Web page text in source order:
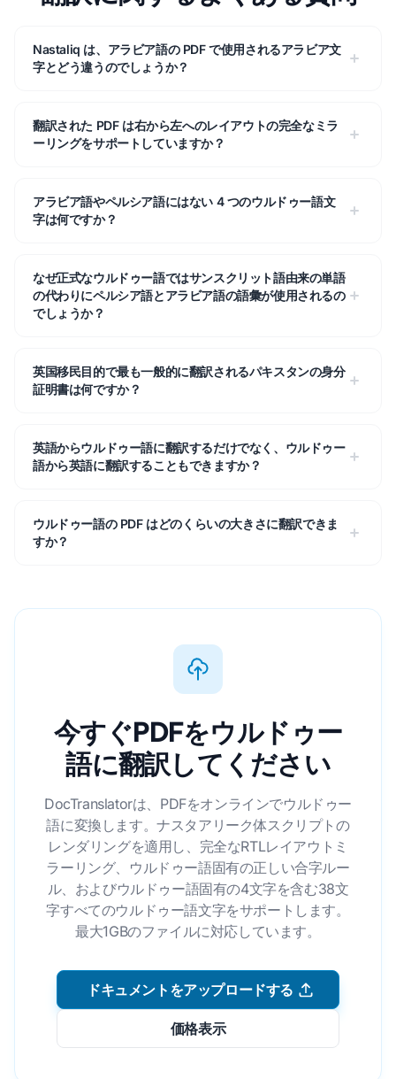
Nastaliq は、アラビア語の PDF で使用されるアラビア文
字とどう違うのでしょうか？
翻訳された PDF は右から左へのレイアウトの完全なミラ
ーリングをサポートしていますか？
アラビア語やペルシア語にはない 4 つのウルドゥー語文
字は何ですか？
なぜ正式なウルドゥー語ではサンスクリット語由来の単語
の代わりにペルシア語とアラビア語の語彙が使用されるの
でしょうか？
英国移民目的で最も一般的に翻訳されるパキスタンの身分
証明書は何ですか？
英語からウルドゥー語に翻訳するだけでなく、ウルドゥー
語から英語に翻訳することもできますか？
ウルドゥー語の PDF はどのくらいの大きさに翻訳できま
すか？
今すぐPDFをウルドゥー
語に翻訳してください
DocTranslatorは、PDFをオンラインでウルドゥー
語に変換します。ナスタアリーク体スクリプトの
レンダリングを適用し、完全なRTLレイアウトミ
ラーリング、ウルドゥー語固有の正しい合字ルー
ル、およびウルドゥー語固有の4文字を含む38文
字すべてのウルドゥー語文字をサポートします。
最大1GBのファイルに対応しています。
ドキュメントをアップロードする
価格表示